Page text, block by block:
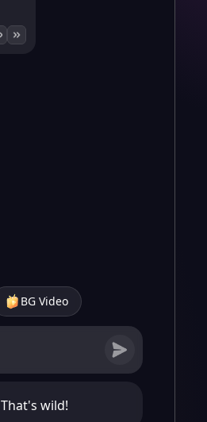
BG Video
wild!